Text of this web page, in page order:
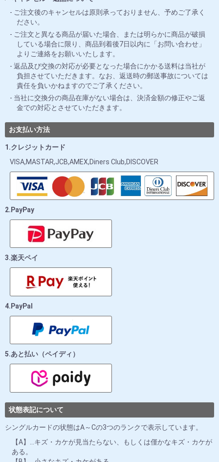
ご注文後のキャンセルは原則承っておりません、予めご了承く
ださい。
ご注文と異なる商品が届いた場合、または明らかに商品が破損
している場合に限り、商品到着後7日以内に「お問い合わせ」
よりご連絡をお願いいたします。
返品及び交換の対応が必要となった場合にかかる送料は当社が
負担させていただきます。なお、返送時の郵送事故については
責任を負いかねますのでご了承ください。
当社に交換分の商品在庫がない場合は、決済金額の修正やご返
金での対応とさせていただきます。
お支払い方法
1.クレジットカード
VISA,MASTAR,JCB,AMEX,Diners Club,DISCOVER
2.PayPay
3.楽天ペイ
4.PayPal
5.あと払い（ペイディ）
状態表記について
シングルカードの状態はA～Cの3つのランクで表示しています。
【A】…キズ・カケが見当たらない、もしくは僅かなキズ・カケが
ある。